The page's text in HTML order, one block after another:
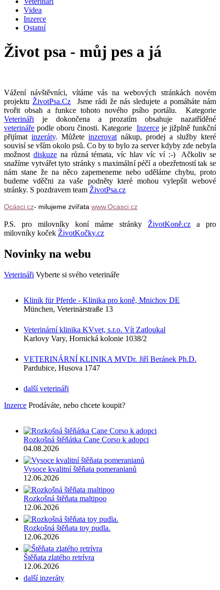
Videa
Inzerce
Ostatní
Život psa - můj pes a já
Vážení návštěvníci, vítáme vás na webových stránkách novém
projektu ŽivotPsa.Cz Jsme rádi že nás sledujete a pomáháte nám
tvořit obsah a funkce tohoto nového psího portálu. Kategorie
Veterináři je dokončena a prozatím obsahuje nazatříděné
veterináře podle oboru činosti. KategorieInzerce je jižplně funkční
přijímat inzeráty. Můžete inzerovat nákup, prodej a služby které
souvisí se vším okolo psů. Co by to bylo za server kdyby zde nebyla
možnost diskuzena různá témata, víc hlav víc ví :-) Ačkoliv se
snažíme vytvářet tyto stránky s maximální péčí a obezřetností tak se
nám stane že na něco zapemeneme nebo uděláme chybu, proto
budeme vděčni za vaše podněty které mohou vylepšit webové
stránky. S pozdravem team ŽivotPsa.cz
Ocásci.cz- milujeme zvířata www.Ocasci.cz
P.S. pro milovníky koní máme stránky ŽivotKoně.cz a pro
milovníky koček ŽivotKočky.cz
Novinky na webu
Veterináři Vyberte si svého veterináře
Klinik für Pferde - Klinika pro koně, Mnichov DE
München, Veterinärstraße 13
Veterinární klinika KVvet, s.r.o. Vít Zatloukal
Karlovy Vary, Hornická kolonie 1038/2
VETERINÁRNÍ KLINIKA MVDr. Jiří Beránek Ph.D.
Pardubice, Husova 1747
další veterináři
Inzerce Prodáváte, nebo chcete koupit?
Rozkošná štěňátka Cane Corso k adopci
04.08.2026
Vysoce kvalitní štěňata pomeranianů
12.06.2026
Rozkošná štěňata maltipoo
12.06.2026
Rozkošná štěňata toy pudla.
12.06.2026
Štěňata zlatého retrívra
12.06.2026
další inzeráty